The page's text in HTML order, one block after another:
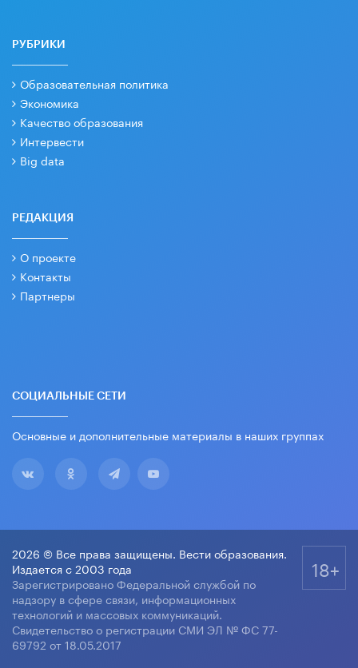
РУБРИКИ
Образовательная политика
Экономика
Качество образования
Интервести
Big data
РЕДАКЦИЯ
О проекте
Контакты
Партнеры
СОЦИАЛЬНЫЕ СЕТИ
Основные и дополнительные материалы в наших группах
2026 © Все права защищены. Вести образования.
Издается с 2003 года
Зарегистрировано Федеральной службой по
надзору в сфере связи, информационных
технологий и массовых коммуникаций.
Свидетельство о регистрации СМИ ЭЛ № ФС 77-
69792 от 18.05.2017
18+